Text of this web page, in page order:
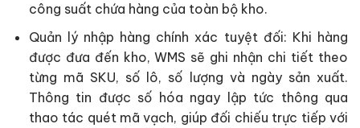
công suất chứa hàng của toàn bộ kho.
Quản lý nhập hàng chính xác tuyệt đối: Khi hàng
được đưa đến kho, WMS sẽ ghi nhận chi tiết theo
từng mã SKU, số lô, số lượng và ngày sản xuất.
Thông tin được số hóa ngay lập tức thông qua
thao tác quét mã vạch, giúp đối chiếu trực tiếp với